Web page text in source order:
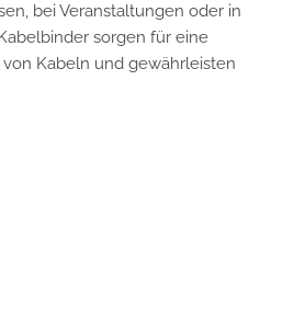
bei Veranstaltungen oder in
sorgen für eine
Kabeln und gewährleisten